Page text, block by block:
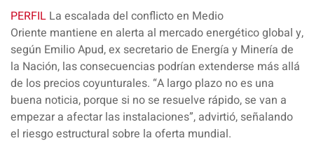
PERFIL La escalada del conflicto en Medio
Oriente mantiene en alerta al mercado energético global y,
según Emilio Apud, ex secretario de Energía y Minería de
la Nación, las consecuencias podrían extenderse más allá
de los precios coyunturales. “A largo plazo no es una
buena noticia, porque si no se resuelve rápido, se van a
empezar a afectar las instalaciones”, advirtió, señalando
el riesgo estructural sobre la oferta mundial.